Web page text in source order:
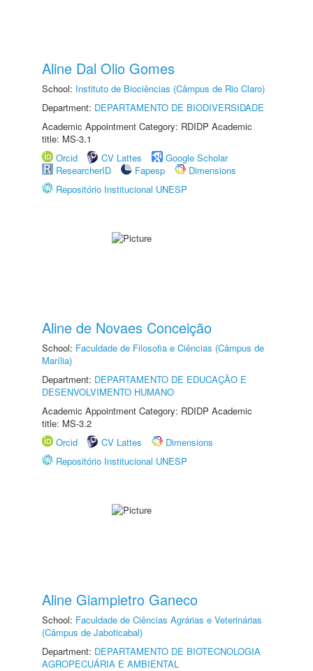
Aline Dal Olio Gomes
School: Instituto de Biociências (Câmpus de Rio Claro)
Department: DEPARTAMENTO DE BIODIVERSIDADE
Academic Appointment Category: RDIDP Academic
title: MS-3.1
Orcid
CV Lattes
Google Scholar
ResearcherID
Fapesp
Dimensions
Repositório Institucional UNESP
Aline de Novaes Conceição
School: Faculdade de Filosofia e Ciências (Câmpus de
Marília)
Department: DEPARTAMENTO DE EDUCAÇÃO E
DESENVOLVIMENTO HUMANO
Academic Appointment Category: RDIDP Academic
title: MS-3.2
Orcid
CV Lattes
Dimensions
Repositório Institucional UNESP
Aline Giampietro Ganeco
School: Faculdade de Ciências Agrárias e Veterinárias
(Câmpus de Jaboticabal)
Department: DEPARTAMENTO DE BIOTECNOLOGIA
AGROPECUÁRIA E AMBIENTAL